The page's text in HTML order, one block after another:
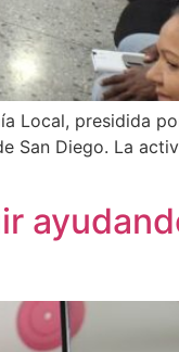
Local, presidida
San Diego. La